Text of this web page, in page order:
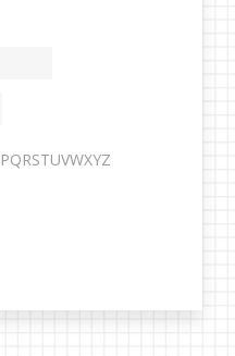
PQRSTUVWXYZ